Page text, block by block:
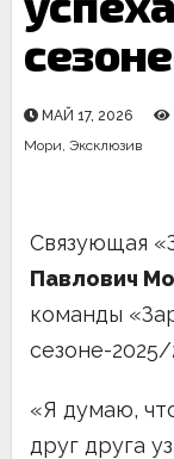
МАЙ 17, 2026
Мори, Эксклюзив
Связующая
Павлович
команды
сезоне-2025/
«Я думаю,
друг друга